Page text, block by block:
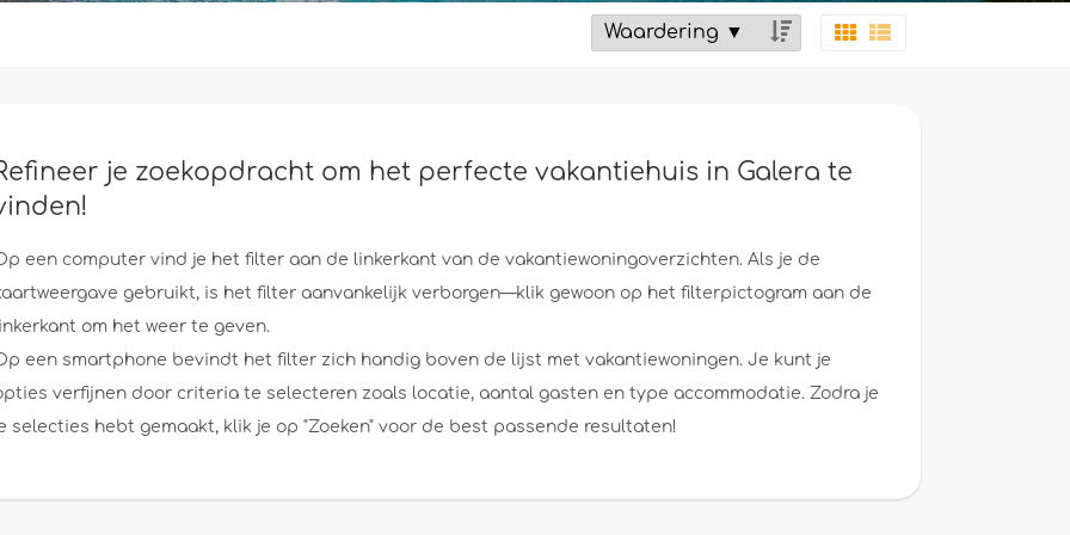
je zoekopdracht om het perfecte vakantiehuis in Galera te
een computer vind je het filter aan de linkerkant van de vakantiewoningoverzichten. Als je de
gebruikt, is het filter aanvankelijk verborgen—klik gewoon op het filterpictogram aan de
om het weer te geven.
een smartphone bevindt het filter zich handig boven de lijst met vakantiewoningen. Je kunt je
verfijnen door criteria te selecteren zoals locatie, aantal gasten en type accommodatie. Zodra je
selecties hebt gemaakt, klik je op "Zoeken" voor de best passende resultaten!